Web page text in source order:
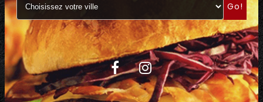
C.G.V
Go!